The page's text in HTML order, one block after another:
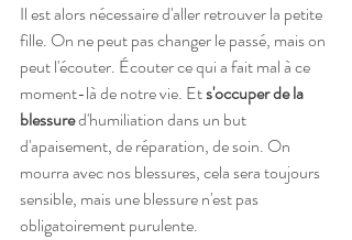
Il est alors nécessaire d'aller retrouver la petite
fille. On ne peut pas changer le passé, mais on
peut l'écouter. Écouter ce qui a fait mal à ce
moment-là de notre vie. Et s'occuper de la
blessure d'humiliation dans un but
d'apaisement, de réparation, de soin. On
mourra avec nos blessures, cela sera toujours
sensible, mais une blessure n'est pas
obligatoirement purulente.